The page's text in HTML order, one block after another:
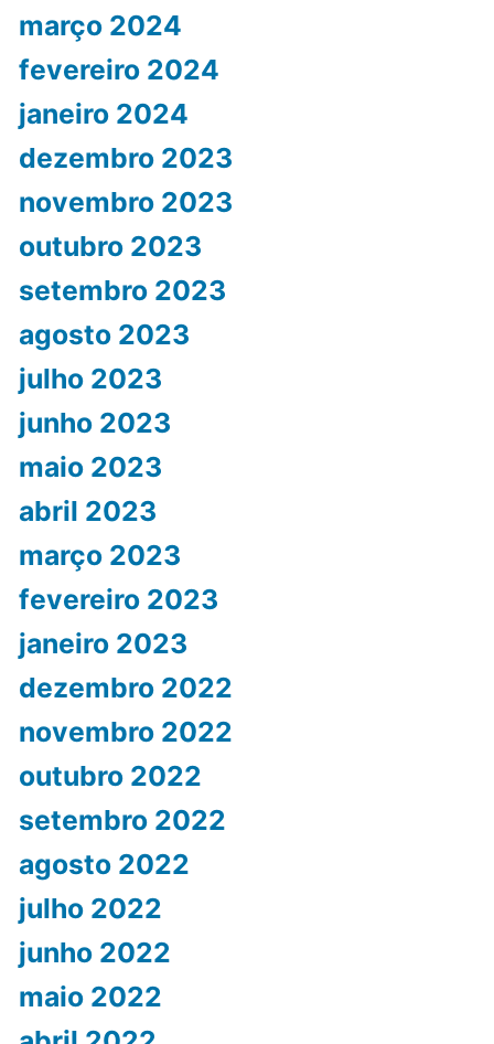
março 2024
fevereiro 2024
janeiro 2024
dezembro 2023
novembro 2023
outubro 2023
setembro 2023
agosto 2023
julho 2023
junho 2023
maio 2023
abril 2023
março 2023
fevereiro 2023
janeiro 2023
dezembro 2022
novembro 2022
outubro 2022
setembro 2022
agosto 2022
julho 2022
junho 2022
maio 2022